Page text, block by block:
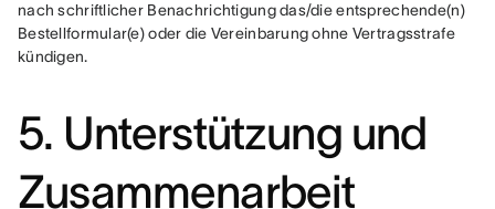
nach schriftlicher Benachrichtigung das/die entsprechende(n)
Bestellformular(e) oder die Vereinbarung ohne Vertragsstrafe
kündigen.
5. Unterstützung und
Zusammenarbeit